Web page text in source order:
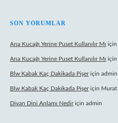
SON YORUMLAR
Ana Kucağı Yerine Puset Kullanılır Mı için
Ana Kucağı Yerine Puset Kullanılır Mı için
Blw Kabak Kaç Dakikada Pişeriçin admin
Blw Kabak Kaç Dakikada Pişeriçin Murat
Divan Dini Anlamı Nediriçin admin